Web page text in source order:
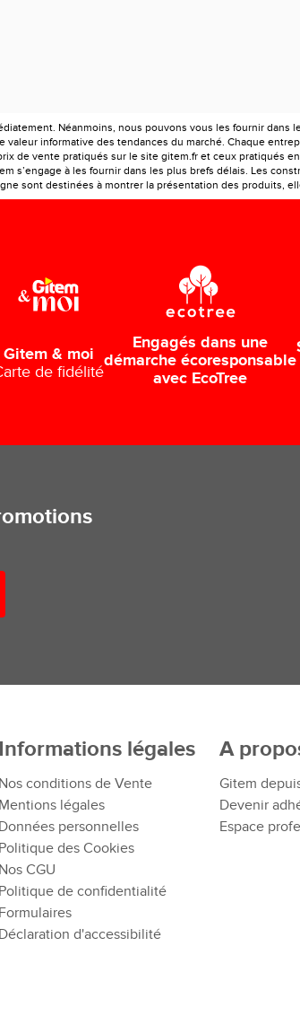
Néanmoins, nous pouvons vous les fournir
informative des tendances du marché. Chaque
de vente pratiqués sur le site gitem.fr et ceux pratiqués
s’engage à les fournir dans les plus brefs délais. Les
sont destinées à montrer la présentation des produits,
Gitem & moi
de fidélité
Engagés dans une
démarche écoresponsable
avec EcoTree
Informations légales
Nos conditions de Vente
Mentions légales
Données personnelles
Politique des Cookies
Nos CGU
Politique de confidentialité
Formulaires
Déclaration d'accessibilité
A
Gitem
Devenir
Espace